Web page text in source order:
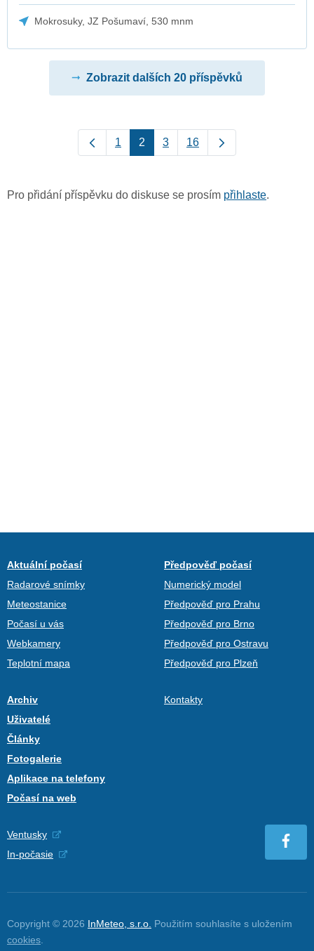
Mokrosuky, JZ Pošumaví, 530 mnm
Zobrazit dalších 20 příspěvků
1 2 3 16
Pro přidání příspěvku do diskuse se prosím přihlaste.
Aktuální počasí
Radarové snímky
Meteostanice
Počasí u vás
Webkamery
Teplotní mapa
Předpověď počasí
Numerický model
Předpověď pro Prahu
Předpověď pro Brno
Předpověď pro Ostravu
Předpověď pro Plzeň
Archiv
Uživatelé
Články
Fotogalerie
Aplikace na telefony
Počasí na web
Kontakty
Ventusky
In-počasie
Copyright © 2026 InMeteo, s.r.o. Použitím souhlasíte s uložením
cookies.